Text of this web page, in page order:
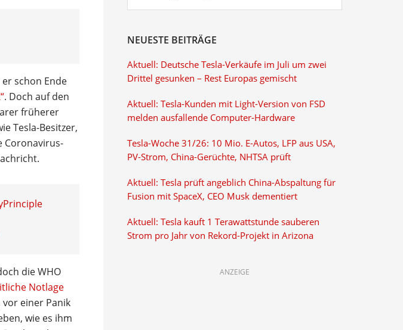
schon Ende
. Doch auf den
früherer
Tesla-Besitzer,
Coronavirus-
die WHO
Notlage
vor einer Panik
wie es ihm
NEUESTE BEITRÄGE
Aktuell: Deutsche Tesla-Verkäufe im Juli um zwei
Drittel gesunken – Rest Europas gemischt
Aktuell: Tesla-Kunden mit Light-Version von FSD
melden ausfallende Computer-Hardware
Tesla-Woche 31/26: 10 Mio. E-Autos, LFP aus USA,
PV-Strom, China-Gerüchte, NHTSA prüft
Aktuell: Tesla prüft angeblich China-Abspaltung für
Fusion mit SpaceX, CEO Musk dementiert
Aktuell: Tesla kauft 1 Terawattstunde sauberen
Strom pro Jahr von Rekord-Projekt in Arizona
ANZEIGE